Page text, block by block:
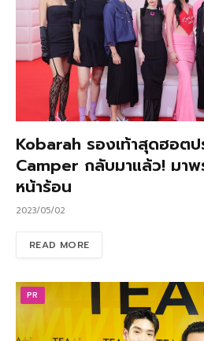
Kobarah รองเท้าสุดฮอตป
Camper กลับมาแล้ว! มา
หน้าร้อน
2023/05/02
READ MORE
PR